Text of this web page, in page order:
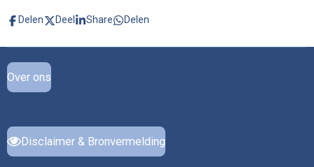
Delen Deel Share Delen
Over ons
Disclaimer & Bronvermelding